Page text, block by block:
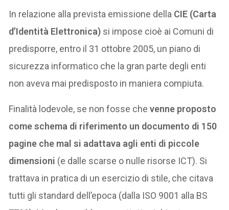
In relazione alla prevista emissione della CIE (Carta
d’Identità Elettronica) si impose cioè ai Comuni di
predisporre, entro il 31 ottobre 2005, un piano di
sicurezza informatico che la gran parte degli enti
non aveva mai predisposto in maniera compiuta.
Finalità lodevole, se non fosse chevenne proposto
come schema di riferimento un documento di 150
pagine che mal si adattava agli enti di piccole
dimensioni (e dalle scarse o nulle risorse ICT). Si
trattava in pratica di un esercizio di stile, che citava
tutti gli standard dell’epoca (dalla ISO 9001 alla BS